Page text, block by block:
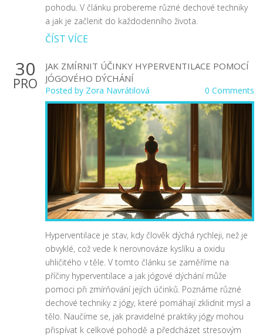
pohodu. V článku probereme různé dechové techniky
a jak je začlenit do každodenního života.
ČÍST VÍCE
30
PRO
JAK ZMÍRNIT ÚČINKY HYPERVENTILACE POMOCÍ
JÓGOVÉHO DÝCHÁNÍ
Posted by Zora Navrátilová 0 Comments
Hyperventilace je stav, kdy člověk dýchá rychleji, než je
obvyklé, což vede k nerovnováze kyslíku a oxidu
uhličitého v těle. V tomto článku se zaměříme na
příčiny hyperventilace a jak jógové dýchání může
pomoci při zmírňování jejích účinků. Poznáme různé
dechové techniky z jógy, které pomáhají zklidnit mysl a
tělo. Naučíme se, jak pravidelné praktiky jógy mohou
přispívat k celkové pohodě a předcházet stresovým